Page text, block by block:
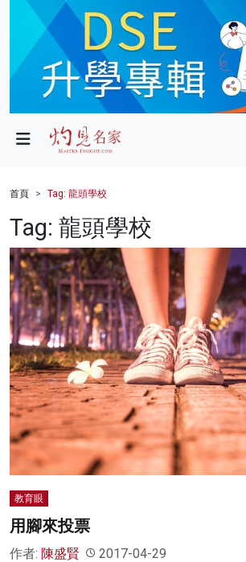
政局
財經
健康
商業
科技
影片
名家榜
灼見活動
關於我們
首頁 Tag: 龍頭學校
Tag: 龍頭學校
教育眼
用腳來投票
作者: 陳盛賢 2017-04-29